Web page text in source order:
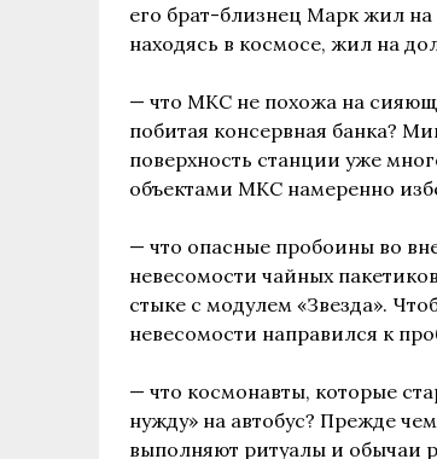
его брат-близнец Марк жил
находясь в космосе, жил на
— что МКС не похожа на
побитая консервная банка?
поверхность станции ​​уже
объектами МКС намеренно
— что опасные пробоины во
невесомости чайных
стыке с модулем «Звезда».
невесомости направился к
— что космонавты, которые
нужду» на автобус? Прежде
выполняют ритуалы и обычаи